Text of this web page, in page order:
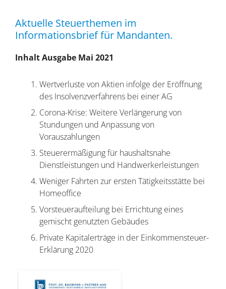
Aktuelle Steuerthemen im
Informationsbrief für Mandanten.
Inhalt Ausgabe Mai 2021
Wertverluste von Aktien infolge der Eröffnung
des Insolvenzverfahrens bei einer AG
Corona-Krise: Weitere Verlängerung von
Stundungen und Anpassung von
Vorauszahlungen
Steuerermäßigung für haushaltsnahe
Dienstleistungen und Handwerkerleistungen
Weniger Fahrten zur ersten Tätigkeitsstätte bei
Homeoffice
Vorsteueraufteilung bei Errichtung eines
gemischt genutzten Gebäudes
Private Kapitalerträge in der Einkommensteuer-
Erklärung 2020